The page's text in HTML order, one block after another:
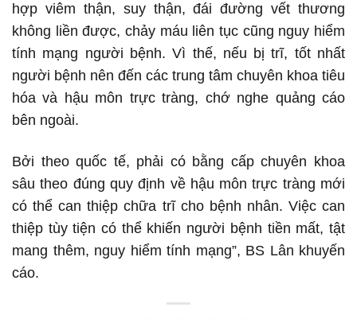
hợp viêm thận, suy thận, đái đường vết thương
không liền được, chảy máu liên tục cũng nguy hiểm
tính mạng người bệnh. Vì thế, nếu bị trĩ, tốt nhất
người bệnh nên đến các trung tâm chuyên khoa tiêu
hóa và hậu môn trực tràng, chớ nghe quảng cáo
bên ngoài.
Bởi theo quốc tế, phải có bằng cấp chuyên khoa
sâu theo đúng quy định về hậu môn trực tràng mới
có thể can thiệp chữa trĩ cho bệnh nhân. Việc can
thiệp tùy tiện có thể khiến người bệnh tiền mất, tật
mang thêm, nguy hiểm tính mạng”, BS Lân khuyến
cáo.